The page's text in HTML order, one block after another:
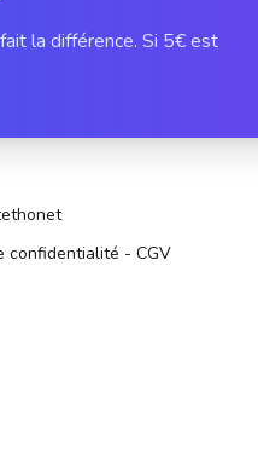
la différence. Si 5€ est
confidentialité - CGV